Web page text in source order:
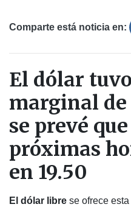
Comparte está noticia en:
El dólar
marginal de
se prevé
próximas
en 19.50
El dólar libre se ofrece